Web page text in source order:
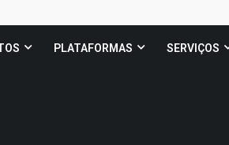
PLATAFORMAS SERVIÇOS